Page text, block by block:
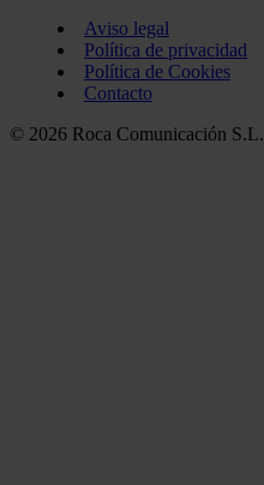
Aviso legal
Política de privacidad
Política de Cookies
Contacto
© 2026 Roca Comunicación S.L.